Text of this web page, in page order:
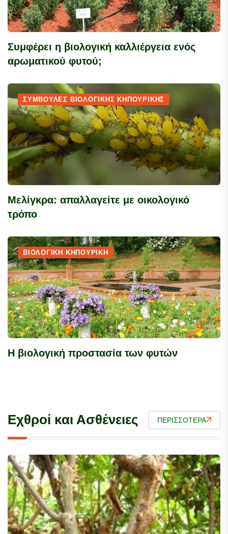
Συμφέρει η βιολογική καλλιέργεια ενός
αρωματικού φυτού;
ΣΥΜΒΟΥΛΈΣ ΒΙΟΛΟΓΙΚΉΣ ΚΗΠΟΥΡΙΚΉΣ
Μελίγκρα: απαλλαγείτε με οικολογικό
τρόπο
ΒΙΟΛΟΓΙΚΉ ΚΗΠΟΥΡΙΚΉ
Η βιολογική προστασία των φυτών
Εχθροί και Ασθένειες ΠΕΡΙΣΣΌΤΕΡΑ